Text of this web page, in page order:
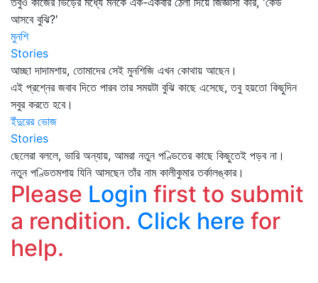
আসবে বুঝি?'
মুনশি
Stories
আচ্ছা দাদামশায়, তোমাদের সেই মুনশিজি এখন কোথায় আছেন।
এই প্রশ্নের জবাব দিতে পারব তার সময়টা বুঝি কাছে এসেছে, তবু হয়তো কিছুদিন
সবুর করতে হবে।
ইঁদুরের ভোজ
Stories
ছেলেরা বললে, ভারি অন্যায়, আমরা নতুন পণ্ডিতের কাছে কিছুতেই পড়ব না।
নতুন পণ্ডিতমশায় যিনি আসছেন তাঁর নাম কালীকুমার তর্কালঙ্কার।
Please Login first to submit
a rendition. Click here for
help.